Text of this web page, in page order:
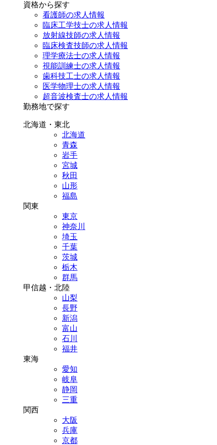
資格から探す
看護師の求人情報
臨床工学技士の求人情報
放射線技師の求人情報
臨床検査技師の求人情報
理学療法士の求人情報
視能訓練士の求人情報
歯科技工士の求人情報
医学物理士の求人情報
超音波検査士の求人情報
勤務地で探す
北海道・東北
北海道
青森
岩手
宮城
秋田
山形
福島
関東
東京
神奈川
埼玉
千葉
茨城
栃木
群馬
甲信越・北陸
山梨
長野
新潟
富山
石川
福井
東海
愛知
岐阜
静岡
三重
関西
大阪
兵庫
京都